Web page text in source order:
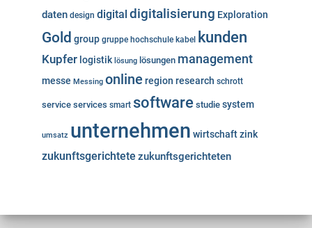
daten design digital digitalisierung Exploration
Gold group gruppe hochschule kabel kunden
Kupfer logistik lösung lösungen management
messe Messing online region research schrott
service services smart software studie system
umsatz unternehmen wirtschaftzink
zukunftsgerichtete zukunftsgerichteten